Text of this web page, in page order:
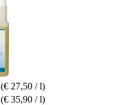
(€ 27,50 / l)
(€ 35,90 / l)